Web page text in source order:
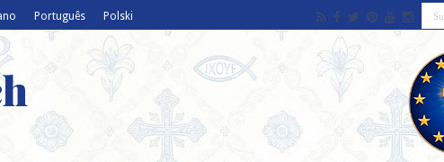
Português Polski